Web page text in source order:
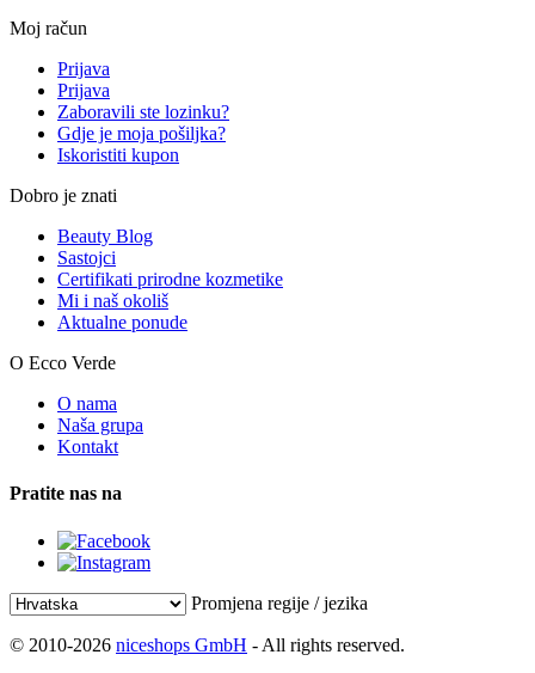
Moj račun
Prijava
Prijava
Zaboravili ste lozinku?
Gdje je moja pošiljka?
Iskoristiti kupon
Dobro je znati
Beauty Blog
Sastojci
Certifikati prirodne kozmetike
Mi i naš okoliš
Aktualne ponude
O Ecco Verde
O nama
Naša grupa
Kontakt
Pratite nas na
Promjena regije / jezika
© 2010-2026 niceshops GmbH - All rights reserved.